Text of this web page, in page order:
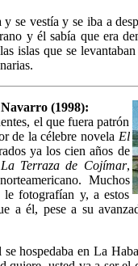
se vestía y se iba a
y él sabía que era
islas que se
(1998):
el que fuera patrón
de la célebre novela El
ya los cien años de
La Terraza de Cojímar,
Muchos
le fotografían y, a estos
a él, pese a su
hospedaba en La